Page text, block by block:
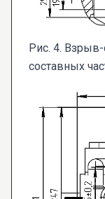
Рис. 4. Взрыв-
составных